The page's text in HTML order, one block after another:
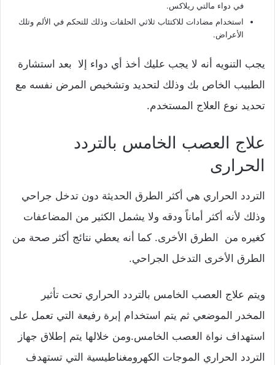
في دواء مالتي ريلاكس.
استخدام مضادات للاكتئاب ثلاثي الحلقات وذلك للتحكم في الألم وتلك
الأعراض.
يجب التنويه أنه لا يجب عليك أخذ أي دواء إلا بعد استشارة
الطبيب الخاص بك وذلك لتحديد وتشخيص المرض نفسه مع
تحديد نوع العلاج المستخدم.
علاج العصب الخامس بالتردد
الحرارى
التردد الحراري هي أكثر الطرق الحديثة دون تدخل جراحي
وذلك لأنه أكثر أماناً ودقه ولا يشمل الكثير من المضاعفات
كغيره من الطرق الأخرى. كما أنه يعطي نتائج أكثر صحة من
الطرق الأخرى التدخل الجراحي.
ويتم علاج العصب الخامس بالتردد الحراري تحت تأثير
المخدر الموضعي ثم يتم استخدام إبرة رفيعة التي تعمل على
استهداف نواة العصب الخامس.ومن خلالها يتم إطلاق جهاز
التردد الحراري الموجات الكهرومغناطيسية التي تستهدف